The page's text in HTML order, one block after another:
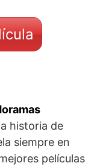
historia de
siempre en
películas